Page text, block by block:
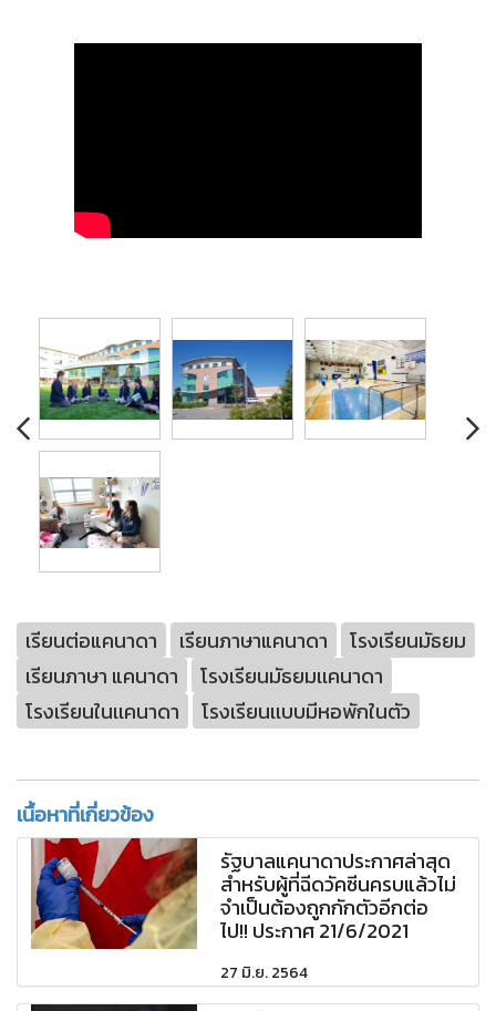
เรียนต่อแคนาดา เรียนภาษาแคนาดา
โรงเรียนมัธยม
เรียนภาษา แคนาดา
โรงเรียนมัธยมเเคนาดา
โรงเรียนในเเคนาดา
โรงเรียนเเบบมีหอพักในตัว
เนื้อหาที่เกี่ยวข้อง
รัฐบาลแคนาดาประกาศล่าสุด
สำหรับผู้ที่ฉีดวัคซีนครบแล้วไม่
จำเป็นต้องถูกกักตัวอีกต่อ
ไป!! ประกาศ 21/6/2021
27 มิ.ย. 2564